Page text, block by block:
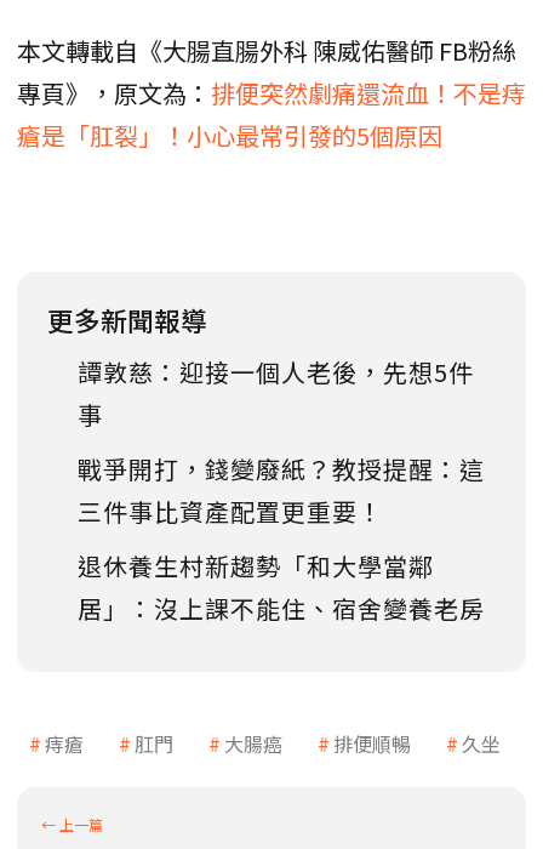
本文轉載自《大腸直腸外科 陳威佑醫師 FB粉絲
專頁》，原文為： 排便突然劇痛還流血！不是痔
瘡是「肛裂」！小心最常引發的5個原因
更多新聞報導
譚敦慈：迎接一個人老後，先想5件
事
戰爭開打，錢變廢紙？教授提醒：這
三件事比資產配置更重要！
退休養生村新趨勢「和大學當鄰
居」：沒上課不能住、宿舍變養老房
痔瘡 肛門 大腸癌 排便順暢 久坐